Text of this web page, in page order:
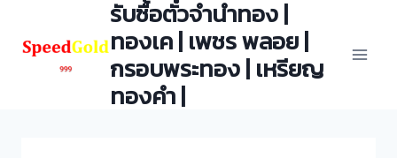
content
รับซื้อตั๋วจำนำทอง |
ทองเค | เพชร พลอย |
กรอบพระทอง | เหรียญ
ทองคำ |